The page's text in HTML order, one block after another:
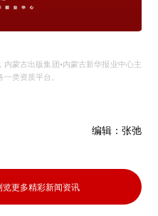
蒙古出版集团•内蒙古新华报业中心主
类资质平台。
编辑： 张弛
更多精彩新闻资讯